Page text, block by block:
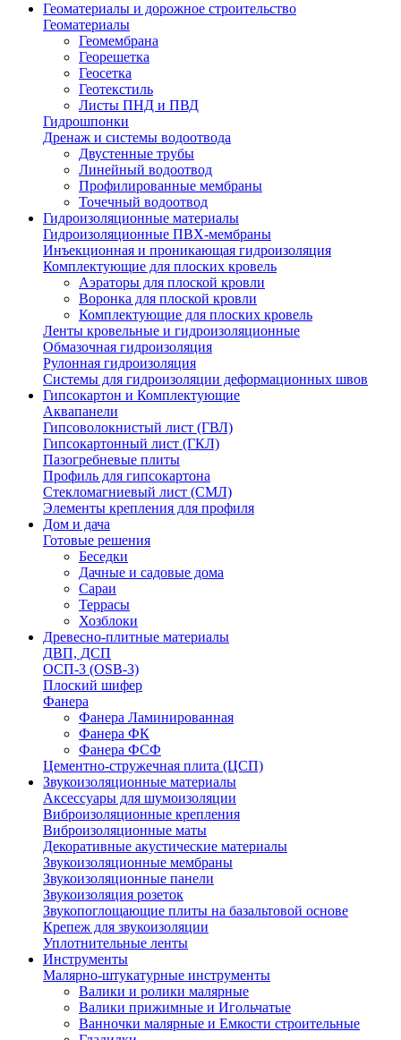
Геоматериалы и дорожное строительство
Геоматериалы
Геомембрана
Георешетка
Геосетка
Геотекстиль
Листы ПНД и ПВД
Гидрошпонки
Дренаж и системы водоотвода
Двустенные трубы
Линейный водоотвод
Профилированные мембраны
Точечный водоотвод
Гидроизоляционные материалы
Гидроизоляционные ПВХ-мембраны
Инъекционная и проникающая гидроизоляция
Комплектующие для плоских кровель
Аэраторы для плоской кровли
Воронка для плоской кровли
Комплектующие для плоских кровель
Ленты кровельные и гидроизоляционные
Обмазочная гидроизоляция
Рулонная гидроизоляция
Системы для гидроизоляции деформационных швов
Гипсокартон и Комплектующие
Аквапанели
Гипсоволокнистый лист (ГВЛ)
Гипсокартонный лист (ГКЛ)
Пазогребневые плиты
Профиль для гипсокартона
Стекломагниевый лист (СМЛ)
Элементы крепления для профиля
Дом и дача
Готовые решения
Беседки
Дачные и садовые дома
Сараи
Террасы
Хозблоки
Древесно-плитные материалы
ДВП, ДСП
ОСП-3 (OSB-3)
Плоский шифер
Фанера
Фанера Ламинированная
Фанера ФК
Фанера ФСФ
Цементно-стружечная плита (ЦСП)
Звукоизоляционные материалы
Аксессуары для шумоизоляции
Виброизоляционные крепления
Виброизоляционные маты
Декоративные акустические материалы
Звукоизоляционные мембраны
Звукоизоляционные панели
Звукоизоляция розеток
Звукопоглощающие плиты на базальтовой основе
Крепеж для звукоизоляции
Уплотнительные ленты
Инструменты
Малярно-штукатурные инструменты
Валики и ролики малярные
Валики прижимные и Игольчатые
Ванночки малярные и Емкости строительные